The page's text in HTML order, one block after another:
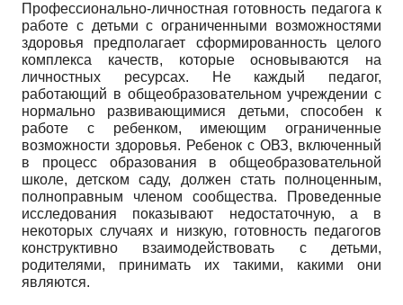
Профессионально-личностная готовность педагога к
работе с детьми с ограниченными возможностями
здоровья предполагает сформированность целого
комплекса качеств, которые основываются на
личностных ресурсах. Не каждый педагог,
работающий в общеобразовательном учреждении с
нормально развивающимися детьми, способен к
работе с ребенком, имеющим ограниченные
возможности здоровья. Ребенок с ОВЗ, включенный
в процесс образования в общеобразовательной
школе, детском саду, должен стать полноценным,
полноправным членом сообщества. Проведенные
исследования показывают недостаточную, а в
некоторых случаях и низкую, готовность педагогов
конструктивно взаимодействовать с детьми,
родителями, принимать их такими, какими они
являются.